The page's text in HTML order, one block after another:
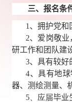
三、报名条
1 、拥护党和
2、爱岗敬
研工作和团队建
3、具有较好
4、具有地
器、测绘测量、
5 、应届毕业